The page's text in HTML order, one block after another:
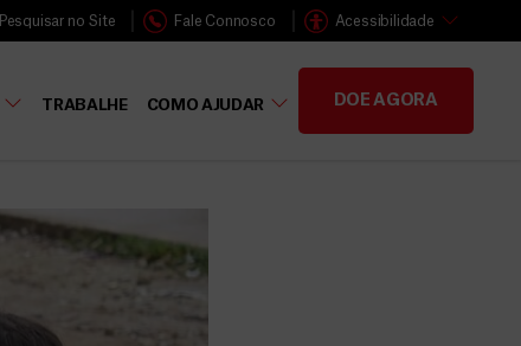
Pesquisar no Site Fale Connosco Acessibilidade
TRABALHE COMO AJUDAR DOE AGORA